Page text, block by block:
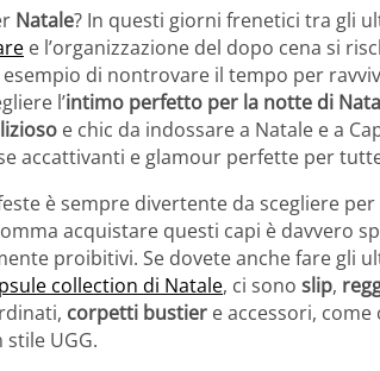
Natale? In questi giorni frenetici tra gli
e l’organizzazione del dopo cena si
di nontrovare il tempo per
l’intimo perfetto per la notte di
e chic da indossare a Natale e a
accattivanti e glamour perfette per
è sempre divertente da scegliere
acquistare questi capi è davvero
proibitivi. Se dovete anche fare gli
collection di Natale, ci sono slip,
corpetti bustier e accessori,
stile UGG.